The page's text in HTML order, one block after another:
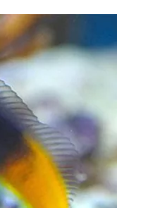
l'océan Indien et l'océan
la mer Méditerranée où ils
d'algues et d'invertébrés,
substrat, des nidificateurs.
déposer leurs oeufs dans
l'intérieur de coquilles vides
par le mâle ou les deux
des larves.